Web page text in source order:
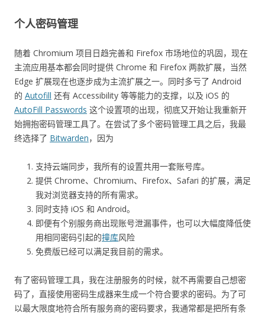
个人密码管理
随着 Chromium 项目日趋完善和 Firefox 市场地位的巩固，现在
主流应用基本都会同时提供 Chrome 和 Firefox 两款扩展，当然
Edge 扩展现在也逐步成为主流扩展之一。同时多亏了 Android
的 Autofill 还有 Accessibility 等等能力的支撑，以及 iOS 的
AutoFill Passwords 这个设置项的出现，彻底又开始让我重新开
始拥抱密码管理工具了。在尝试了多个密码管理工具之后，我最
终选择了 Bitwarden，因为
支持云端同步，我所有的设置共用一套账号库。
提供 Chrome、Chromium、Firefox、Safari 的扩展，满足
我对浏览器支持的所有需求。
同时支持 iOS 和 Android。
即便有个别服务商出现账号泄漏事件，也可以大幅度降低使
用相同密码引起的撞库风险
免费版已经可以满足我目前的需求。
有了密码管理工具，我在注册服务的时候，就不再需要自己想密
码了，直接使用密码生成器来生成一个符合要求的密码。为了可
以最大限度地符合所有服务商的密码要求，我通常都是把所有条